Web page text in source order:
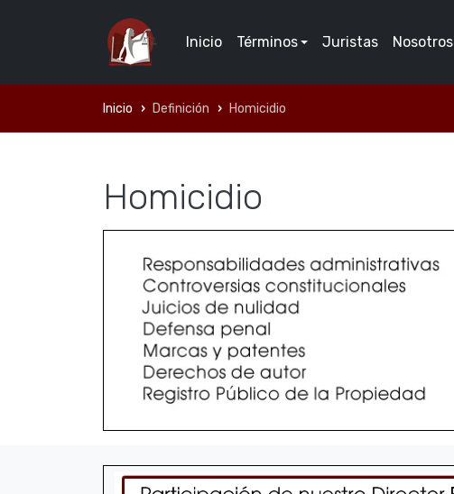
Inicio Términos Juristas Nosotros
Inicio Definición Homicidio
Homicidio